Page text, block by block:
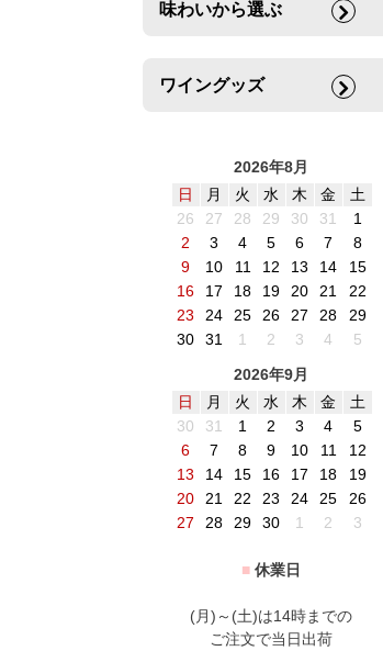
味わいから選ぶ
ワイングッズ
2026年8月
日
月 火 水 木 金
土
26
27 28 29 30 31
1
2
3 4 5 6 7
8
9
10 11 12 13 14
15
16
17 18 19 20 21
22
23
24 25 26 27 28
29
30
31 1 2 3 4
5
2026年9月
日
月 火 水 木 金
土
30
31 1 2 3 4
5
6
7 8 9 10 11
12
13
14 15 16 17 18
19
20
21 22 23 24 25
26
27
28 29 30 1 2 3
■ 休業日
(月)～(土)は14時までの
ご注文で当日出荷